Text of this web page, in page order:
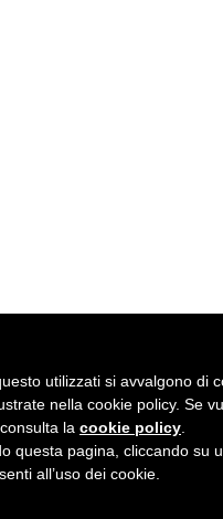
utilizzati si avvalgono di
nella cookie policy. Se
la cookie policy
questa pagina, cliccando su
all’uso dei cookie.